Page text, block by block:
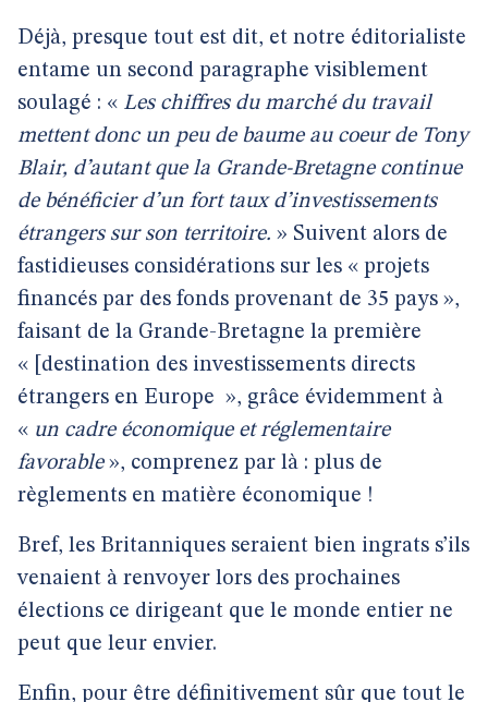
Déjà, presque tout est dit, et notre éditorialiste
entame un second paragraphe visiblement
soulagé : « Les chiffres du marché du travail
mettent donc un peu de baume au coeur de Tony
Blair, d’autant que la Grande-Bretagne continue
de bénéficier d’un fort taux d’investissements
étrangers sur son territoire. » Suivent alors de
fastidieuses considérations sur les « projets
financés par des fonds provenant de 35 pays »,
faisant de la Grande-Bretagne la première
« [destination des investissements directs
étrangers en Europe », grâce évidemment à
« un cadre économique et réglementaire
favorable», comprenez par là : plus de
règlements en matière économique !
Bref, les Britanniques seraient bien ingrats s’ils
venaient à renvoyer lors des prochaines
élections ce dirigeant que le monde entier ne
peut que leur envier.
Enfin, pour être définitivement sûr que tout le